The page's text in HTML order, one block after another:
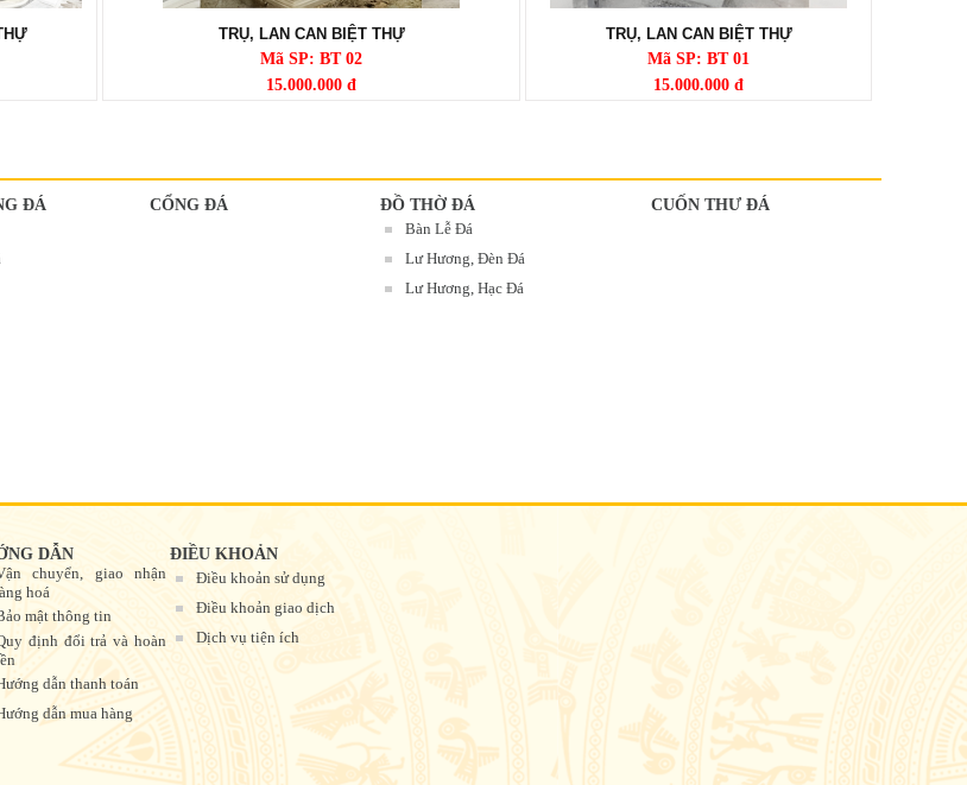
TRỤ, LAN CAN BIỆT THỰ
Mã SP: BT 02
15.000.000 đ
TRỤ, LAN CAN BIỆT THỰ
Mã SP: BT 01
15.000.000 đ
ĐÁ
CỔNG ĐÁ
ĐỒ THỜ ĐÁ
Bàn Lễ Đá
Lư Hương, Đèn Đá
Lư Hương, Hạc Đá
CUỐN THƯ ĐÁ
DẪN
chuyển, giao nhận
hoá
mật thông tin
định đổi trả và hoàn
dẫn thanh toán
dẫn mua hàng
ĐIỀU KHOẢN
Điều khoản sử dụng
Điều khoản giao dịch
Dịch vụ tiện ích